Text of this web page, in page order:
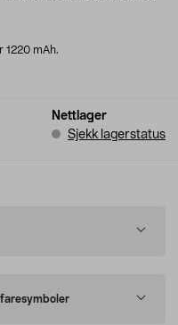
Nettlager
Sjekk lagerstatus
1220 mAh.
faresymboler